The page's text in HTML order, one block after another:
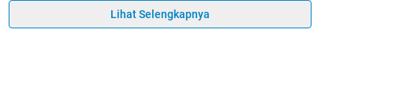
Lihat Selengkapnya